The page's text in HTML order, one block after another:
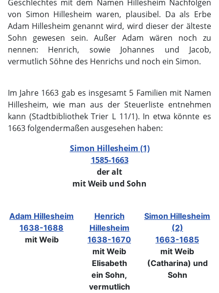
Geschlechtes mit dem Namen Hillesheim Nachfolgen
von Simon Hillesheim waren, plausibel. Da als Erbe
Adam Hillesheim genannt wird, wird dieser der älteste
Sohn gewesen sein. Außer Adam wären noch zu
nennen: Henrich, sowie Johannes und Jacob,
vermutlich Söhne des Henrichs und noch ein Simon.
Im Jahre 1663 gab es insgesamt 5 Familien mit Namen
Hillesheim, wie man aus der Steuerliste entnehmen
kann (Stadtbibliothek Trier L 11/1). In etwa könnte es
1663 folgendermaßen ausgesehen haben:
Simon Hillesheim (1)
1585-1663
der alt
mit Weib und Sohn
Adam Hillesheim
1638-1688
mit Weib
Henrich
Hillesheim
1638-1670
mit Weib
Elisabeth
ein Sohn,
vermutlich
Simon Hillesheim
(2)
1663-1685
mit Weib
(Catharina) und
Sohn